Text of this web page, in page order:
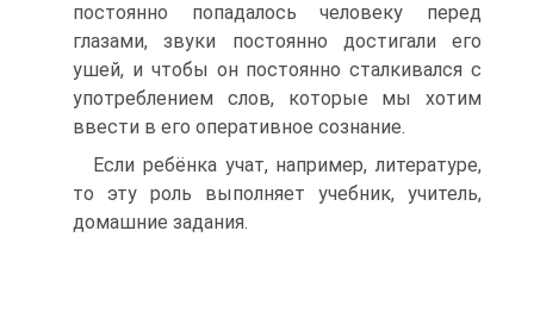
постоянно попадалось человеку перед
глазами, звуки постоянно достигали его
ушей, и чтобы он постоянно сталкивался с
употреблением слов, которые мы хотим
ввести в его оперативное сознание.
Если ребёнка учат, например, литературе,
то эту роль выполняет учебник, учитель,
домашние задания.